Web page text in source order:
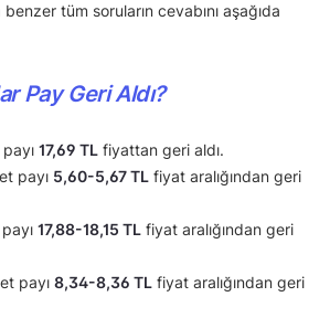
tüm soruların cevabını aşağıda
Pay Geri Aldı?
17,69 TL fiyattan geri aldı.
payı 5,60-5,67 TL fiyat aralığından geri
17,88-18,15 TL fiyat aralığından geri
payı 8,34-8,36 TL fiyat aralığından geri